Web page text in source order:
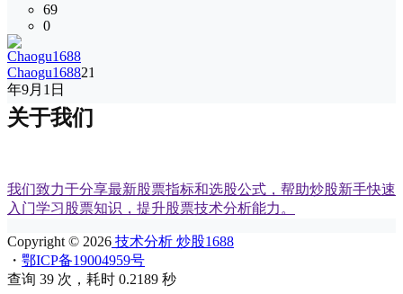
69
0
Chaogu168821
年9月1日
关于我们
我们致力于分享最新股票指标和选股公式，帮助炒股新手快速
入门学习股票知识，提升股票技术分析能力。
Copyright © 2026 技术分析 炒股1688
・ 鄂ICP备19004959号
查询 39 次，耗时 0.2189 秒